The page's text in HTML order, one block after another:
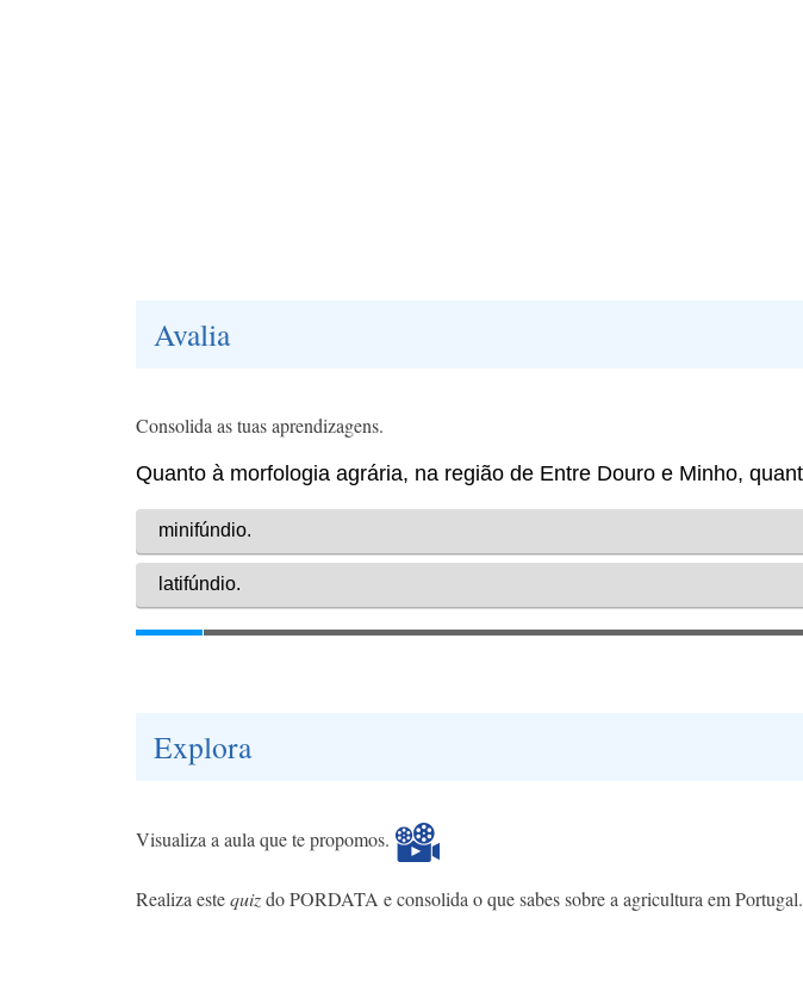
Avalia
Consolida as tuas aprendizagens.
Explora
Visualiza a aula que te propomos.
Realiza estequizdo PORDATA e consolida o que sabes sobre a agricultura em Portugal.